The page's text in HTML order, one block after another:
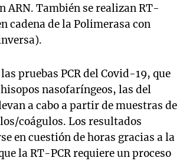
ARN. También se realizan RT-
cadena de la Polimerasa con
pruebas PCR del Covid-19, que
nasofaríngeos, las del
a cabo a partir de muestras de
coágulos. Los resultados
en cuestión de horas gracias a la
la RT-PCR requiere un proceso